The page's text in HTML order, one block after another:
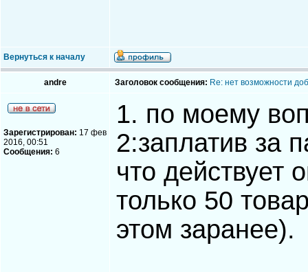
Вернуться к началу
andre Заголовок сообщения: Re: нет возможности
Зарегистрирован: 17 фев
2016, 00:51
Сообщения: 6
1. по моему
2:заплатив за
что действует
только 50
этом заранее).